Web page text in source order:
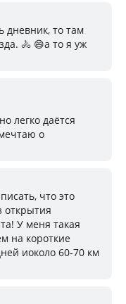
дневник, то там
🚴 😄а то я уж
легко даётся
о
что это
открытия
У меня такая
на короткие
иоколо 60-70 км